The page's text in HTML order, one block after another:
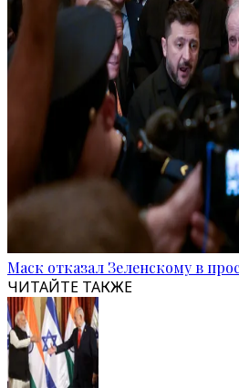
Маск отказал Зеленскому в
ЧИТАЙТЕ ТАКЖЕ